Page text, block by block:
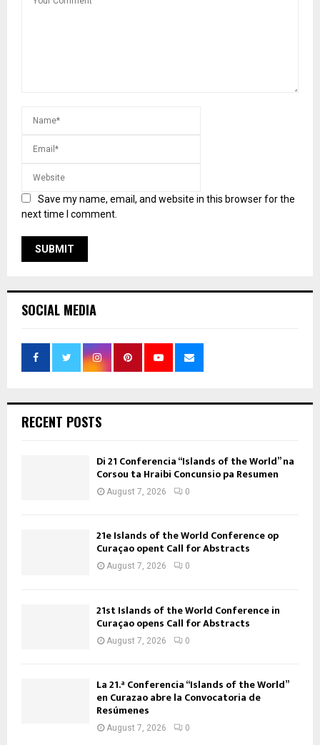
Save my name, email, and website in this browser for the
next time I comment.
SOCIAL MEDIA
RECENT POSTS
Di 21 Conferencia “Islands of the World” na
Corsou ta Hraibi Concunsio pa Resumen
August 7, 2026 0
21e Islands of the World Conference op
Curaçao opent Call for Abstracts
August 7, 2026 0
21st Islands of the World Conference in
Curaçao opens Call for Abstracts
August 7, 2026 0
La 21.ª Conferencia “Islands of the World”
en Curazao abre la Convocatoria de
Resúmenes
August 7, 2026 0